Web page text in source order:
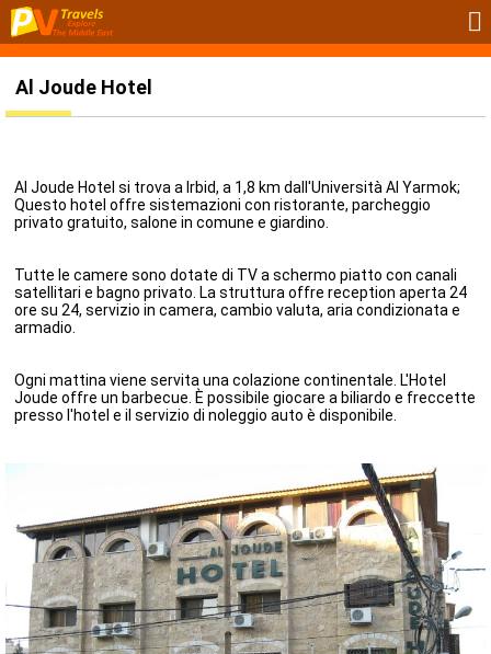
Al Joude Hotel
Al Joude Hotel si trova a Irbid, a 1,8 km dall'Università Al Yarmok;
Questo hotel offre sistemazioni con ristorante, parcheggio
privato gratuito, salone in comune e giardino.
Tutte le camere sono dotate di TV a schermo piatto con canali
satellitari e bagno privato. La struttura offre reception aperta 24
ore su 24, servizio in camera, cambio valuta, aria condizionata e
armadio.
Ogni mattina viene servita una colazione continentale. L'Hotel
Joude offre un barbecue. È possibile giocare a biliardo e freccette
presso l'hotel e il servizio di noleggio auto è disponibile.